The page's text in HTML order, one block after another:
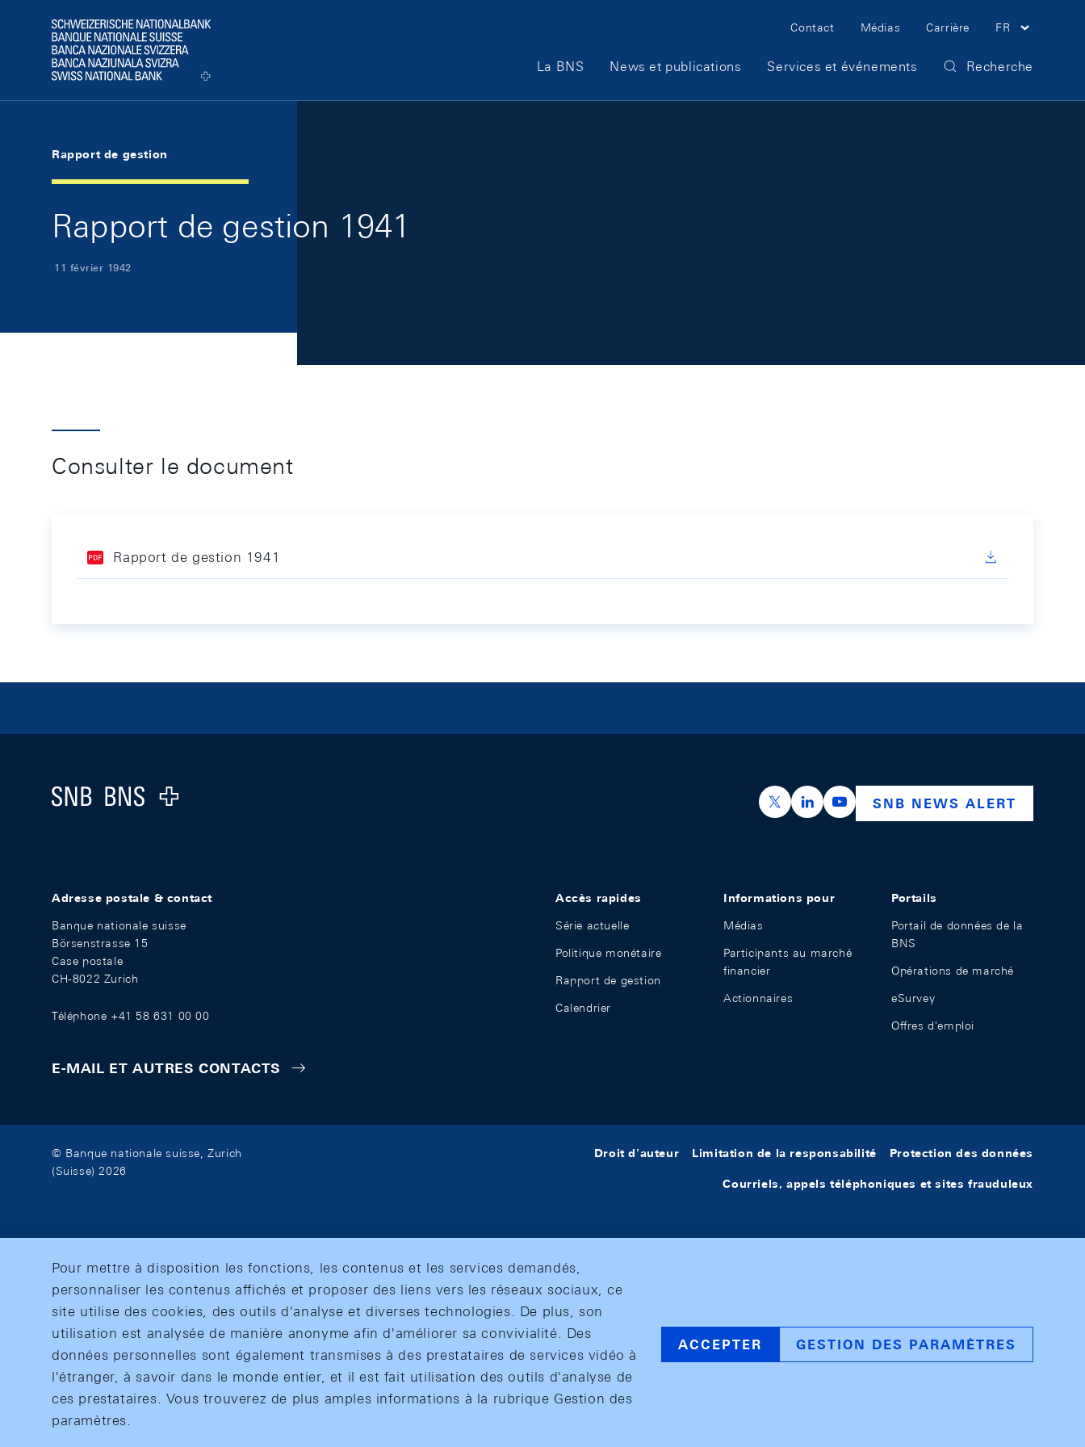
Logo
Meta Navigation
Contact Médias Carrière FR
Main Navigation
La BNS News et publications Services et événements Recherche
Rapport de gestion
Rapport de gestion 1941
11 février 1942
Consulter le document
Rapport de gestion 1941
Logo
https://x.com/snb_bns
https://ch.linkedin.com/company/swiss-
https://www.youtube.com/
SNB NEWS ALERT
Adresse postale & contact
Banque nationale suisse
Börsenstrasse 15
Case postale
CH-8022 Zurich
Téléphone +41 58 631 00 00
E-MAIL ET AUTRES CONTACTS
Accès rapides
Série actuelle
Politique monétaire
Rapport de gestion
Calendrier
Informations pour
Médias
Participants au marché
financier
Actionnaires
Portails
Portail de données de la
BNS
Opérations de marché
eSurvey
Offres d'emploi
© Banque nationale suisse, Zurich
(Suisse) 2026
Droit d'auteur Limitation de la responsabilité Protection des données
Courriels, appels téléphoniques et sites frauduleux
Pour mettre à disposition les fonctions, les contenus et les services demandés,
personnaliser les contenus affichés et proposer des liens vers les réseaux sociaux, ce
site utilise des cookies, des outils d'analyse et diverses technologies. De plus, son
utilisation est analysée de manière anonyme afin d'améliorer sa convivialité. Des
données personnelles sont également transmises à des prestataires de services vidéo à
l'étranger, à savoir dans le monde entier, et il est fait utilisation des outils d'analyse de
ces prestataires. Vous trouverez de plus amples informations à la rubrique Gestion des
paramètres.
ACCEPTER GESTION DES PARAMÈTRES